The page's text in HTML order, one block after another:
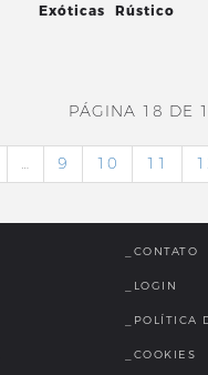
Exóticas
Rústico
PÁGINA 18 DE
… 9 10 11
_CONTATO
_LOGIN
_POLÍTICA
_COOKIES